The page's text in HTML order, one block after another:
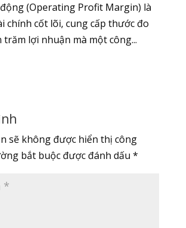
(Operating Profit Margin) là
chính cốt lõi, cung cấp thước đo
trăm lợi nhuận mà một công...
sẽ không được hiển thị công
bắt buộc được đánh dấu *